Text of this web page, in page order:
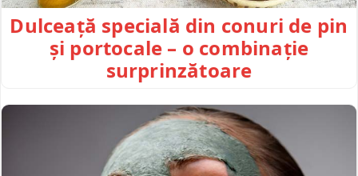
Dulceață specială din conuri de pin
și portocale – o combinație
surprinzătoare